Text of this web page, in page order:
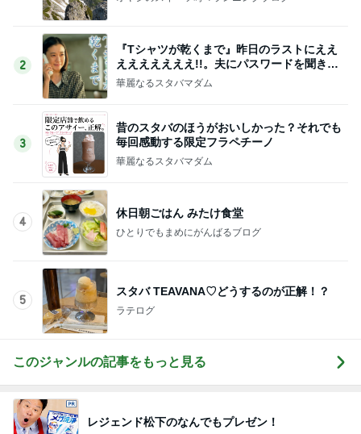
2
『Tシャツが乾くまで』昨日のラストにええ
えええええええ!!。夫にパスワードを聞きま
した
華麗なるスタバマダム
3
昔のスタバのほうがおいしかった？それでも
毎回感動する限定フラペチーノ
華麗なるスタバマダム
4
休日朝ごはん みたけ食堂
ひとりでもまめにがんばるブログ
5
スタバ TEAVANA♡どうするのが正解！？
ラテログ
このジャンルの記事をもっと見る
レジェンド松下のなんでもプレゼン！